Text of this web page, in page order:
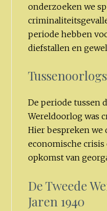
onderzoeken we
periode hebben
diefstallen en
De periode tussen
Wereldoorlog was
Hier bespreken we
economische
opkomst van
De Tweede
Jaren 1940